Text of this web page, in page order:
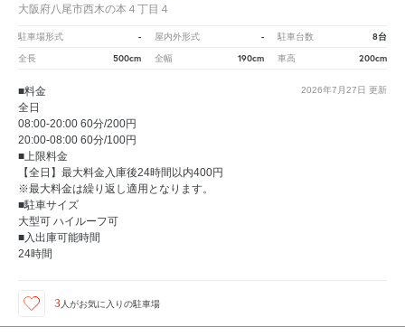
大阪府八尾市西木の本４丁目４
駐車場形式 - 屋内外形式 - 駐車台数 8台
全長 500cm 全幅 190cm 車高 200cm
2026年7月27日 更新
■料金
全日
08:00-20:00 60分/200円
20:00-08:00 60分/100円
■上限料金
【全日】最大料金入庫後24時間以内400円
※最大料金は繰り返し適用となります。
■駐車サイズ
大型可 ハイルーフ可
■入出庫可能時間
24時間
3人がお気に入りの駐車場